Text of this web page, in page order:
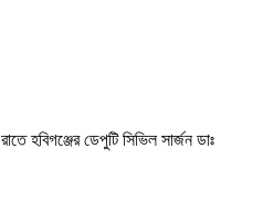
ডেপুটি সিভিল সার্জন ডাঃ